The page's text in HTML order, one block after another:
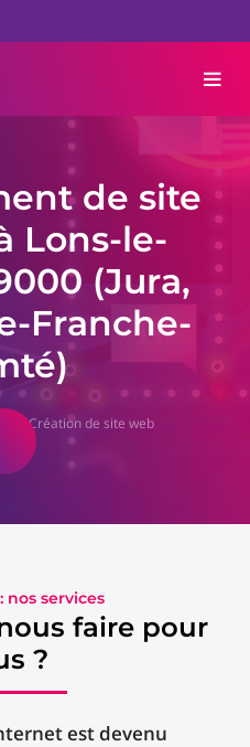
de site
Lons-le-
(Jura,
Franche-
Création de site web
nos services
faire pour
?
est devenu